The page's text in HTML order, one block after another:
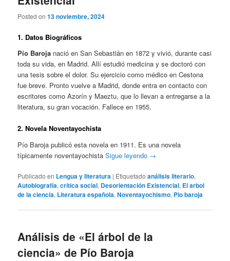
Posted on13 noviembre, 2024
1. Datos Biográficos
Pío Baroja nació en San Sebastián en 1872 y vivió, durante casi
toda su vida, en Madrid. Allí estudió medicina y se doctoró con
una tesis sobre el dolor. Su ejercicio como médico en Cestona
fue breve. Pronto vuelve a Madrid, donde entra en contacto con
escritores como Azorín y Maeztu, que lo llevan a entregarse a la
literatura, su gran vocación. Fallece en 1955.
2. Novela Noventayochista
Pío Baroja publicó esta novela en 1911. Es una novela
típicamente noventayochistaSigue leyendo →
Publicado en Lengua y literatura | Etiquetado análisis literario,
Autobiografía,crítica social, Desorientación Existencial, El arbol
de la ciencia, Literatura española,Noventayochismo, Pio baroja
Análisis de «El árbol de la
ciencia» de Pío Baroja